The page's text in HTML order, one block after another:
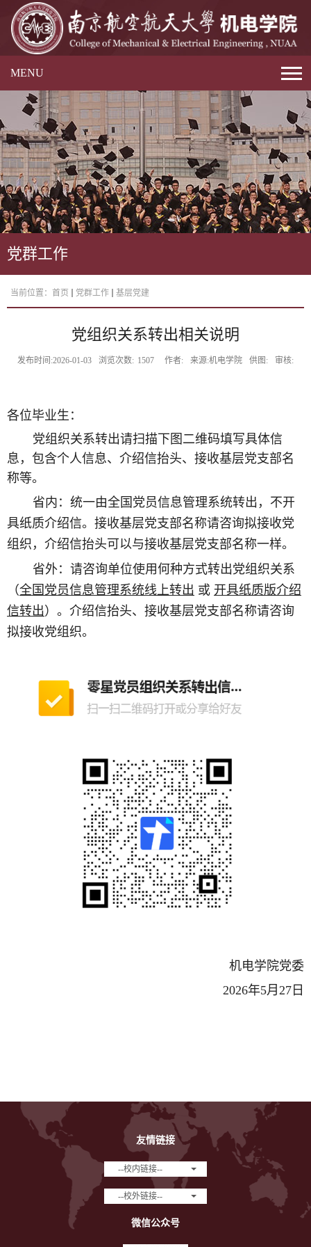
MENU
党群工作
当前位置： 首页 党群工作 基层党建
党组织关系转出相关说明
发布时间:2026-01-03 浏览次数: 1507 作者: 来源:机电学院 供图: 审核:
各位毕业生：
党组织关系转出请扫描下图二维码填写具体信
息，包含个人信息、介绍信抬头、接收基层党支部名
称等。
省内： 统一由全国党员信息管理系统转出，不开
具纸质介绍信。 接收基层党支部名称请咨询拟接收党
组织， 介绍信抬头可以与接收基层党支部名称一样。
省外：请咨询单位使用何种方式转出党组织关系
（全国党员信息管理系统线上转出 或 开具纸质版介绍
信转出） 。介绍信抬头、接收基层党支部名称请咨询
拟接收党组织。
机电学院党委
2026年5月 27 日
友情链接
--校内链接--
--校外链接--
微信公众号